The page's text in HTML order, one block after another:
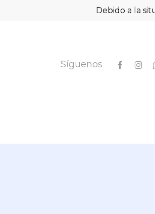
Debido a la
Síguenos facebook